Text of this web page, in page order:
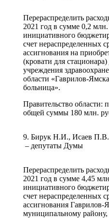
Перераспределить
2021 год в сумме 0,2
инициативного
счет нераспределенных
ассигнования на
(кровати для
учреждения
области «Гаврилов-
больница».
Правительство области:
общей суммы 180 млн.
9. Бирук Н.И., Исаев П.В.
– депутаты Думы
Перераспределить
2021 год в сумме 4,45
инициативного
счет нераспределенных
ассигнования Гаврилов-
муниципальному району,